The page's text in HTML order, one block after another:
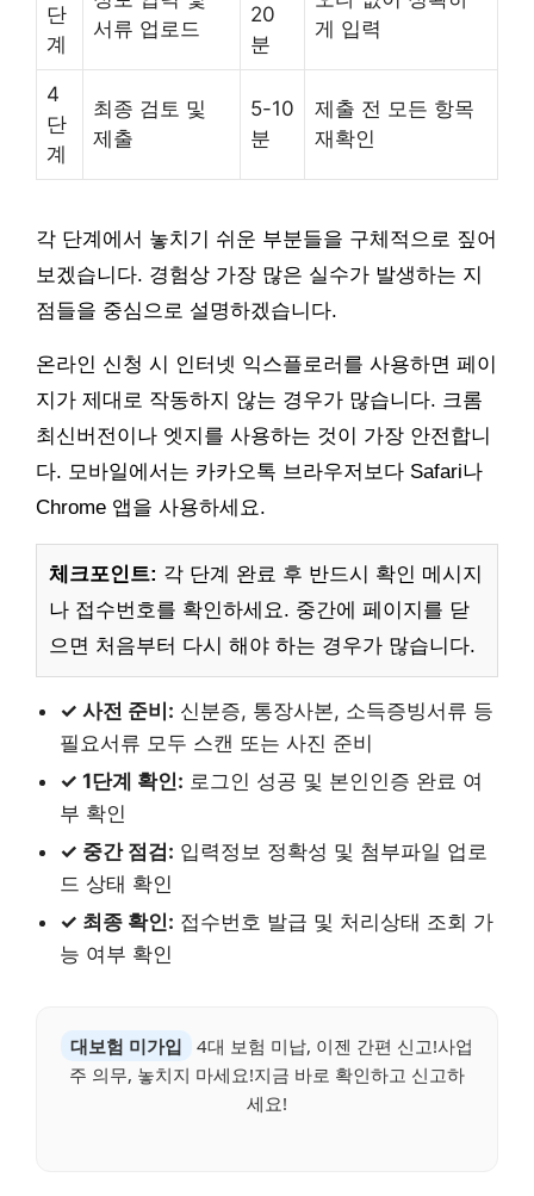
단
계
서류 업로드
20
분
게 입력
4
단
계
최종 검토 및
제출
5-10
분
제출 전 모든 항목
재확인
각 단계에서 놓치기 쉬운 부분들을 구체적으로 짚어
보겠습니다. 경험상 가장 많은 실수가 발생하는 지
점들을 중심으로 설명하겠습니다.
온라인 신청 시 인터넷 익스플로러를 사용하면 페이
지가 제대로 작동하지 않는 경우가 많습니다. 크롬
최신버전이나 엣지를 사용하는 것이 가장 안전합니
다. 모바일에서는 카카오톡 브라우저보다 Safari나
Chrome 앱을 사용하세요.
체크포인트: 각 단계 완료 후 반드시 확인 메시지
나 접수번호를 확인하세요. 중간에 페이지를 닫
으면 처음부터 다시 해야 하는 경우가 많습니다.
✓ 사전 준비: 신분증, 통장사본, 소득증빙서류 등
필요서류 모두 스캔 또는 사진 준비
✓ 1단계 확인: 로그인 성공 및 본인인증 완료 여
부 확인
✓ 중간 점검: 입력정보 정확성 및 첨부파일 업로
드 상태 확인
✓ 최종 확인: 접수번호 발급 및 처리상태 조회 가
능 여부 확인
대보험 미가입
4대 보험 미납, 이젠 간편 신고!사업
주 의무, 놓치지 마세요!지금 바로 확인하고 신고하
세요!